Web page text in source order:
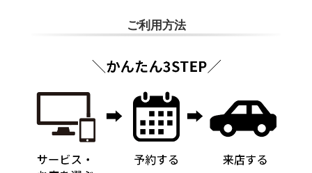
ご利用方法